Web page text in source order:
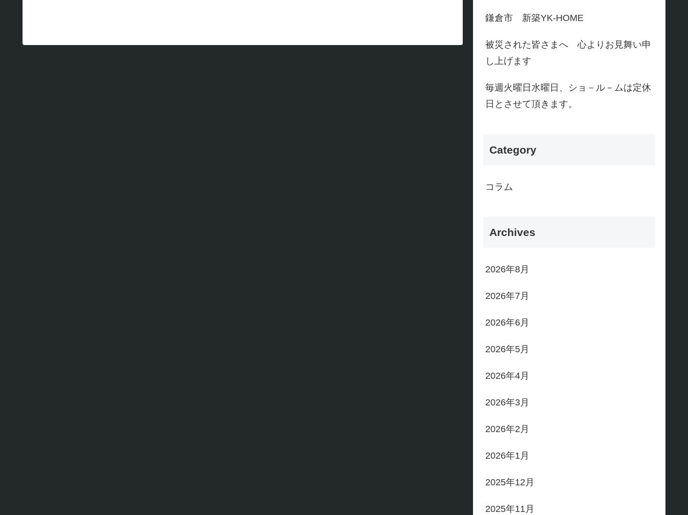
鎌倉市 新築YK-HOME
被災された皆さまへ 心よりお見舞い申
し上げます
毎週火曜日水曜日、ショ－ル－ムは定休
日とさせて頂きます。
Category
コラム
Archives
2026年8月
2026年7月
2026年6月
2026年5月
2026年4月
2026年3月
2026年2月
2026年1月
2025年12月
2025年11月